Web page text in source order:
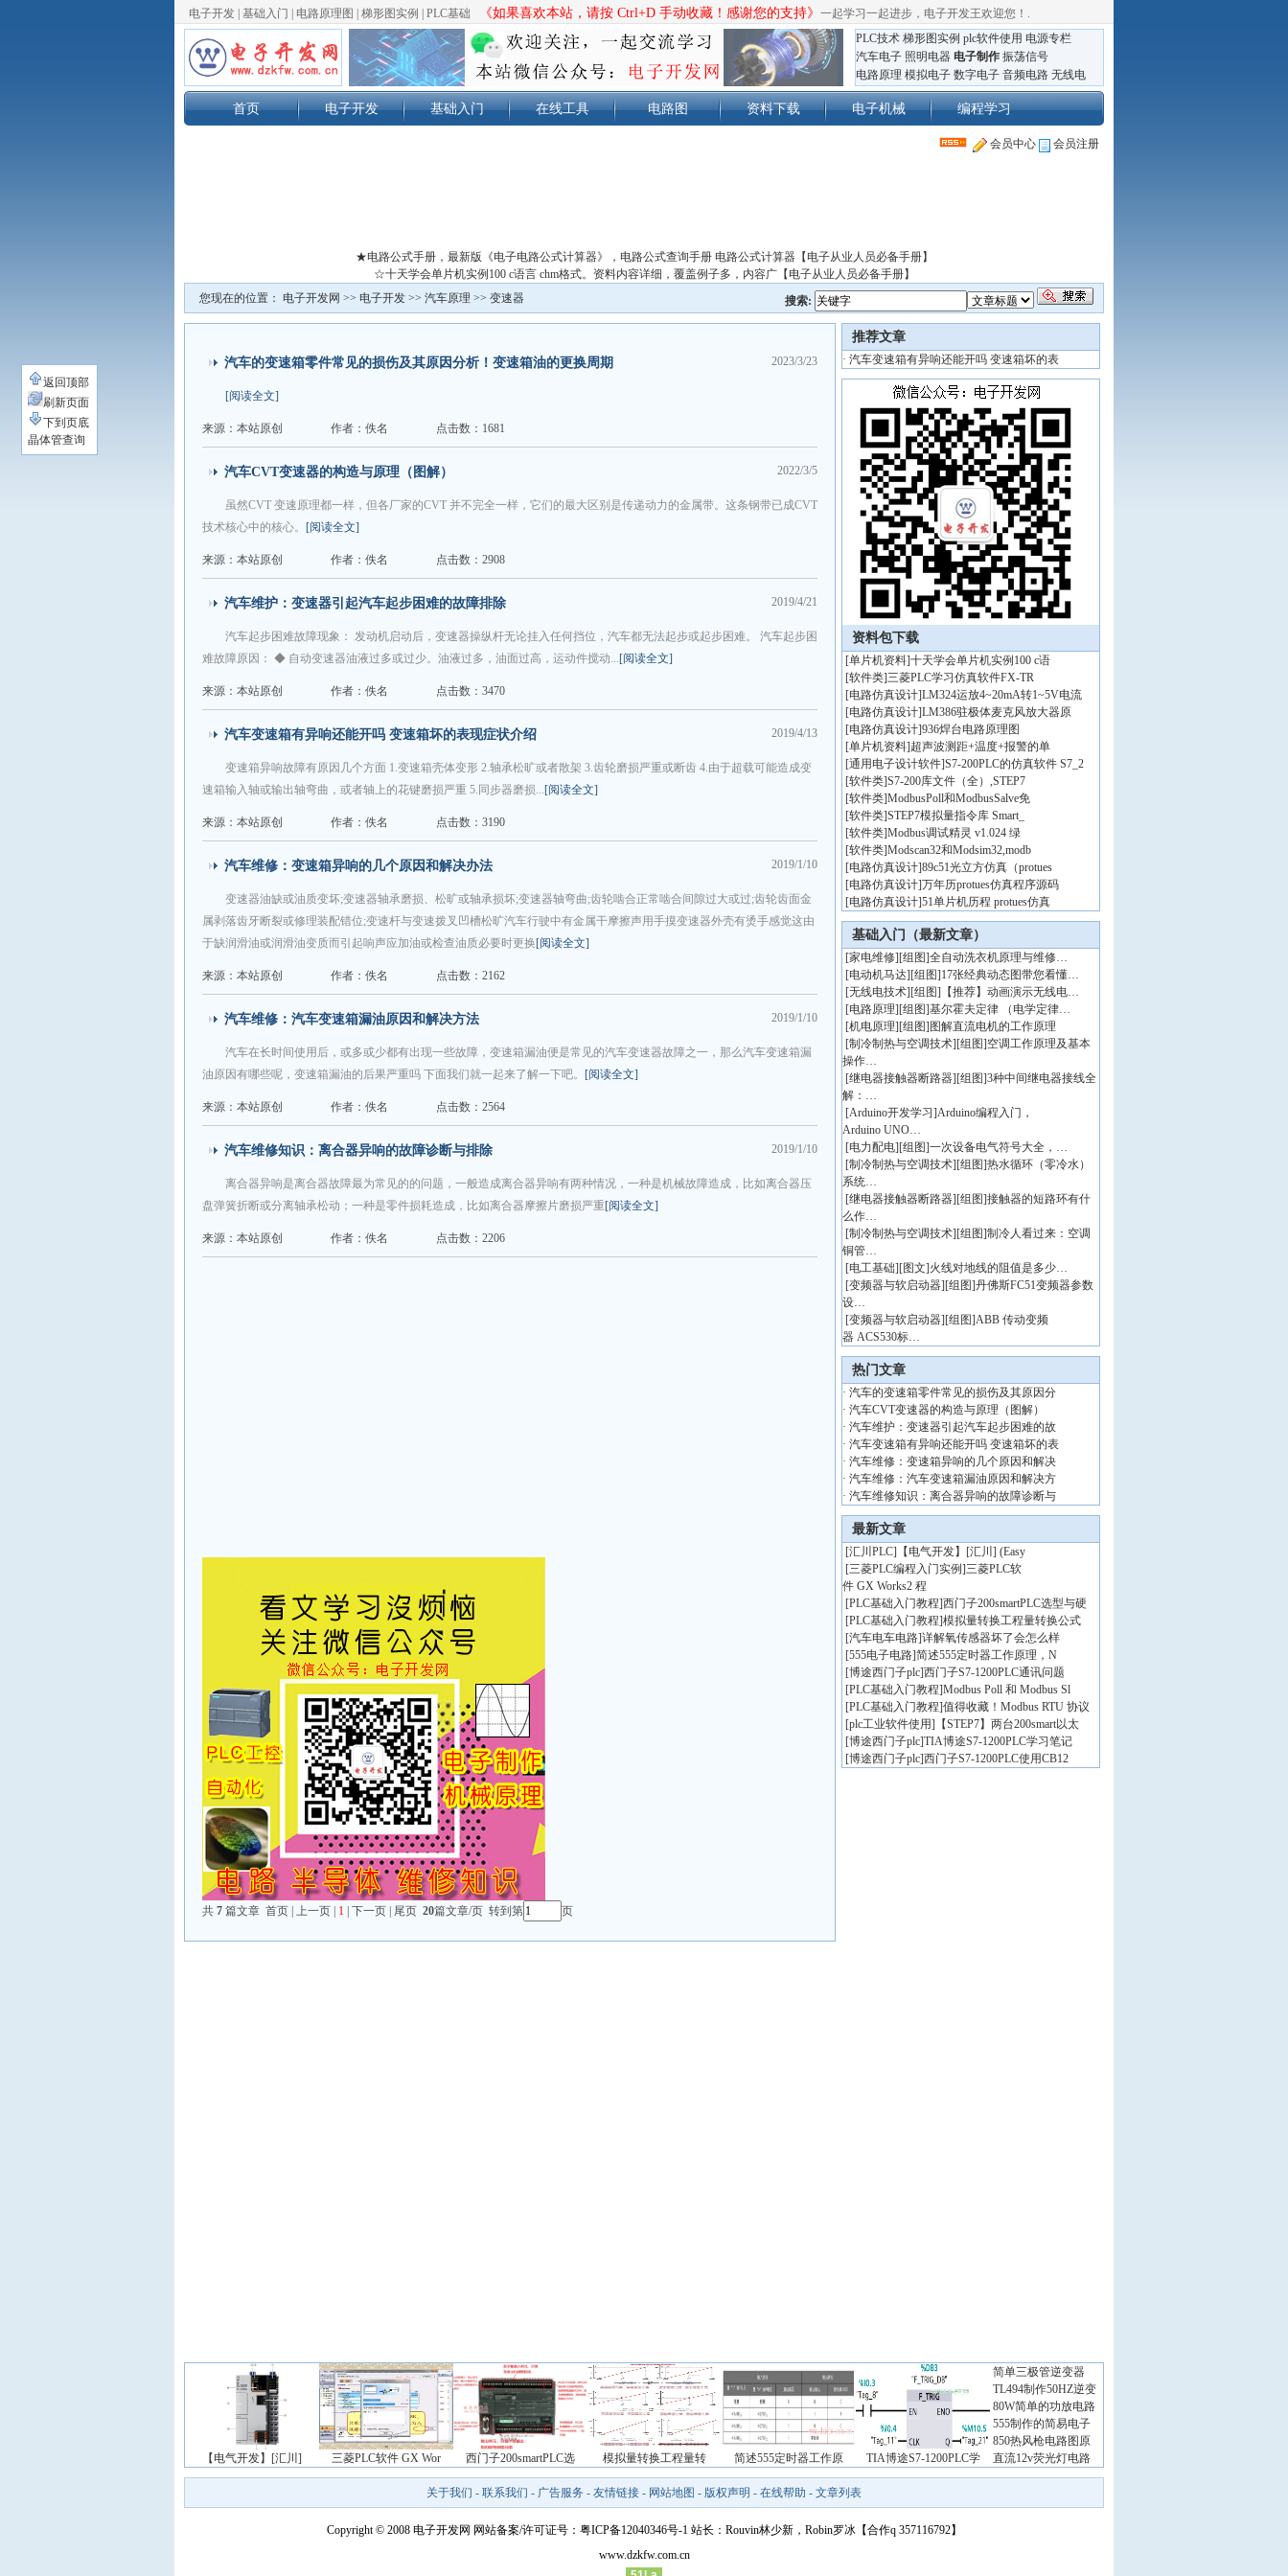
电子开发 基础入门 电路原理图 梯形图实例 PLC基础 《如果喜欢本站，请按 Ctrl+D 手动收藏！感谢您的支持》 一起学习一起进步，电子开发王欢迎您！ .
PLC技术 梯形图实例 plc软件使用 电源专栏
汽车电子 照明电器 电子制作 振荡信号
电路原理 模拟电子 数字电子 音频电路 无线电
首页 电子开发 基础入门 在线工具 电路图 资料下载 电子机械 编程学习
会员中心 会员注册
★电路公式手册，最新版《电子电路公式计算器》，电路公式查询手册 电路公式计算器【电子从业人员必备手册】
☆十天学会单片机实例100 c语言 chm格式。资料内容详细，覆盖例子多，内容广【电子从业人员必备手册】
搜索:
您现在的位置： 电子开发网 >> 电子开发 >> 汽车原理 >> 变速器
2023/3/23
汽车的变速箱零件常见的损伤及其原因分析！变速箱油的更换周期
[阅读全文]
来源：本站原创 作者：佚名 点击数：1681
2022/3/5
汽车CVT变速器的构造与原理（图解）
虽然CVT 变速原理都一样，但各厂家的CVT 并不完全一样，它们的最大区别是传递动力的金属带。这条钢带已成CVT
技术核心中的核心。 [阅读全文]
来源：本站原创 作者：佚名 点击数：2908
2019/4/21
汽车维护：变速器引起汽车起步困难的故障排除
汽车起步困难故障现象： 发动机启动后，变速器操纵杆无论挂入任何挡位，汽车都无法起步或起步困难。 汽车起步困
难故障原因： ◆ 自动变速器油液过多或过少。油液过多，油面过高，运动件搅动...[阅读全文]
来源：本站原创 作者：佚名 点击数：3470
2019/4/13
汽车变速箱有异响还能开吗 变速箱坏的表现症状介绍
变速箱异响故障有原因几个方面 1.变速箱壳体变形 2.轴承松旷或者散架 3.齿轮磨损严重或断齿 4.由于超载可能造成变
速箱输入轴或输出轴弯曲，或者轴上的花键磨损严重 5.同步器磨损...[阅读全文]
来源：本站原创 作者：佚名 点击数：3190
2019/1/10
汽车维修：变速箱异响的几个原因和解决办法
变速器油缺或油质变坏;变速器轴承磨损、松旷或轴承损坏;变速器轴弯曲;齿轮啮合正常啮合间隙过大或过;齿轮齿面金
属剥落齿牙断裂或修理装配错位;变速杆与变速拨叉凹槽松旷汽车行驶中有金属干摩擦声用手摸变速器外壳有烫手感觉这由
于缺润滑油或润滑油变质而引起响声应加油或检查油质必要时更换[阅读全文]
来源：本站原创 作者：佚名 点击数：2162
2019/1/10
汽车维修：汽车变速箱漏油原因和解决方法
汽车在长时间使用后，或多或少都有出现一些故障，变速箱漏油便是常见的汽车变速器故障之一，那么汽车变速箱漏
油原因有哪些呢，变速箱漏油的后果严重吗 下面我们就一起来了解一下吧。 [阅读全文]
来源：本站原创 作者：佚名 点击数：2564
2019/1/10
汽车维修知识：离合器异响的故障诊断与排除
离合器异响是离合器故障最为常见的的问题，一般造成离合器异响有两种情况，一种是机械故障造成，比如离合器压
盘弹簧折断或分离轴承松动；一种是零件损耗造成，比如离合器摩擦片磨损严重[阅读全文]
来源：本站原创 作者：佚名 点击数：2206
共 7 篇文章 首页 | 上一页 | 1 | 下一页 | 尾页 20篇文章/页 转到第 页
推荐文章
· 汽车变速箱有异响还能开吗 变速箱坏的表
资料包下载
[单片机资料]十天学会单片机实例100 c语
[软件类]三菱PLC学习仿真软件FX-TR
[电路仿真设计]LM324运放4~20mA转1~5V电流
[电路仿真设计]LM386驻极体麦克风放大器原
[电路仿真设计]936焊台电路原理图
[单片机资料]超声波测距+温度+报警的单
[通用电子设计软件]S7-200PLC的仿真软件 S7_2
[软件类]S7-200库文件（全）,STEP7
[软件类]ModbusPoll和ModbusSalve免
[软件类]STEP7模拟量指令库 Smart_
[软件类]Modbus调试精灵 v1.024 绿
[软件类]Modscan32和Modsim32,modb
[电路仿真设计]89c51光立方仿真（protues
[电路仿真设计]万年历protues仿真程序源码
[电路仿真设计]51单片机历程 protues仿真
基础入门（最新文章）
[家电维修][组图]全自动洗衣机原理与维修…
[电动机马达][组图]17张经典动态图带您看懂…
[无线电技术][组图] 【推荐】动画演示无线电…
[电路原理][组图]基尔霍夫定律 （电学定律…
[机电原理][组图] 图解直流电机的工作原理
[制冷制热与空调技术][组图]空调工作原理及基本
操作…
[继电器接触器断路器][组图]3种中间继电器接线全
解：…
[Arduino开发学习 ]Arduino编程入门，
Arduino UNO…
[电力配电][组图]一次设备电气符号大全，…
[制冷制热与空调技术][组图]热水循环（零冷水）
系统…
[继电器接触器断路器][组图]接触器的短路环有什
么作…
[制冷制热与空调技术][组图]制冷人看过来：空调
铜管…
[电工基础][图文]火线对地线的阻值是多少…
[变频器与软启动器][组图]丹佛斯FC51变频器参数
设…
[变频器与软启动器][组图]ABB 传动变频
器 ACS530标…
热门文章
· 汽车的变速箱零件常见的损伤及其原因分
· 汽车CVT变速器的构造与原理（图解）
· 汽车维护：变速器引起汽车起步困难的故
· 汽车变速箱有异响还能开吗 变速箱坏的表
· 汽车维修：变速箱异响的几个原因和解决
· 汽车维修：汽车变速箱漏油原因和解决方
· 汽车维修知识：离合器异响的故障诊断与
最新文章
[汇川PLC] 【电气开发】[汇川] (Easy
[三菱PLC编程入门实例]三菱PLC软
件 GX Works2 程
[PLC基础入门教程]西门子200smartPLC选型与硬
[PLC基础入门教程]模拟量转换工程量转换公式
[汽车电车电路]详解氧传感器坏了会怎么样
[555电子电路]简述555定时器工作原理，N
[博途西门子plc]西门子S7-1200PLC通讯问题
[PLC基础入门教程]Modbus Poll 和 Modbus Sl
[PLC基础入门教程]值得收藏！Modbus RTU 协议
[plc工业软件使用] 【STEP7】两台200smart以太
[博途西门子plc]TIA博途S7-1200PLC学习笔记
[博途西门子plc]西门子S7-1200PLC使用CB12
【电气开发】[汇川] 三菱PLC软件 GX Wor 西门子200smartPLC选 模拟量转换工程量转 简述555定时器工作原 TIA博途S7-1200PLC学
简单三极管逆变器
TL494制作50HZ逆变
80W简单的功放电路
555制作的简易电子
850热风枪电路图原
直流12v荧光灯电路
关于我们 - 联系我们 - 广告服务 - 友情链接 - 网站地图 - 版权声明 - 在线帮助 - 文章列表
Copyright © 2008 电子开发网 网站备案/许可证号：粤ICP备12040346号-1站长：Rouvin林少新，Robin罗冰【合作q 357116792】
www.dzkfw.com.cn
返回顶部
刷新页面
下到页底
晶体管查询